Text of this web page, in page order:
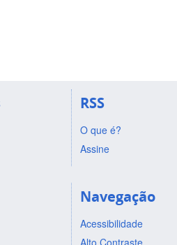
RSS
O que é?
Assine
Navegação
Acessibilidade
Alto Contraste